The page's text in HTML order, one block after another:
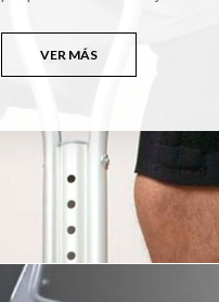
VER MÁS